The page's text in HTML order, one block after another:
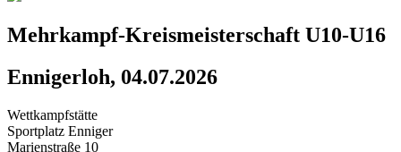
Mehrkampf-Kreismeisterschaft U10-U16
Ennigerloh, 04.07.2026
Wettkampfstätte
Sportplatz Enniger
Marienstraße 10